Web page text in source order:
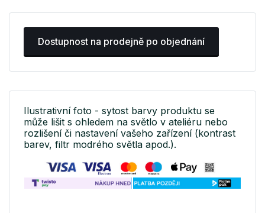
Dostupnost na prodejně po objednání
Ilustrativní foto - sytost barvy produktu se
může lišit s ohledem na světlo v ateliéru nebo
rozlišení či nastavení vašeho zařízení (kontrast
barev, filtr modrého světla apod.).